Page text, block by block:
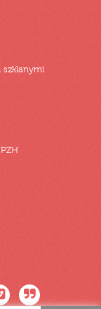
szklanymi